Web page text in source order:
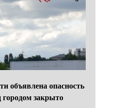
объявлена опасность
закрыто